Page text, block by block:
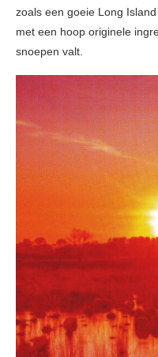
zoals een goeie Long
met een hoop originele
snoepen valt.